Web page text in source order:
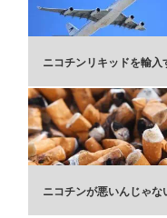
ニコチンリキッドを輸入
ニコチンが悪いんじゃな